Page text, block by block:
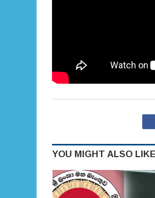
YOU MIGHT ALSO LIKE